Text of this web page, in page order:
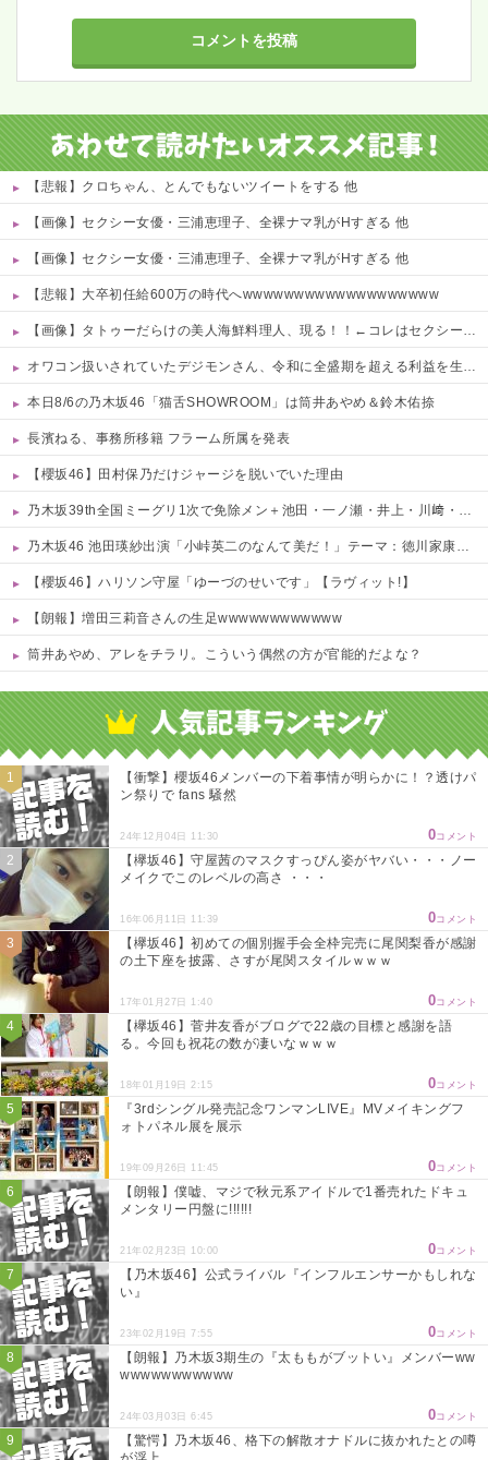
【悲報】クロちゃん、とんでもないツイートをする 他
【画像】セクシー女優・三浦恵理子、全裸ナマ乳がHすぎる 他
【画像】セクシー女優・三浦恵理子、全裸ナマ乳がHすぎる 他
【悲報】大卒初任給600万の時代へwwwwwwwwwwwwwwwwwww
【画像】タトゥーだらけの美人海鮮料理人、現る！！←コレはセクシー過ぎてワイらにブッ刺さりまくりw w w w w w w w w
オワコン扱いされていたデジモンさん、令和に全盛期を超える利益を生み出していた
本日8/6の乃木坂46「猫舌SHOWROOM」は筒井あやめ＆鈴木佑捺
長濱ねる、事務所移籍 フラーム所属を発表
【櫻坂46】田村保乃だけジャージを脱いでいた理由
乃木坂39th全国ミーグリ1次で免除メン＋池田・一ノ瀬・井上・川﨑・菅原・中西が全完売
乃木坂46 池田瑛紗出演「小峠英二のなんて美だ！」テーマ：徳川家康【2025.8.5 24:00〜 TOKYO MX】
【櫻坂46】ハリソン守屋「ゆーづのせいです」【ラヴィット!】
【朗報】増田三莉音さんの生足wwwwwwwwwwww
筒井あやめ、アレをチラリ。こういう偶然の方が官能的だよな？
【衝撃】櫻坂46メンバーの下着事情が明らかに！？透けパ
ン祭りで fans 騒然
24年12月04日 11:30 0コメント
【欅坂46】守屋茜のマスクすっぴん姿がヤバい・・・ノー
メイクでこのレベルの高さ ・・・
16年06月11日 11:39 0コメント
【欅坂46】初めての個別握手会全枠完売に尾関梨香が感謝
の土下座を披露、さすが尾関スタイルｗｗｗ
17年01月27日 1:40 0コメント
【欅坂46】菅井友香がブログで22歳の目標と感謝を語
る。今回も祝花の数が凄いなｗｗｗ
18年01月19日 2:15 0コメント
『3rdシングル発売記念ワンマンLIVE』MVメイキングフ
ォトパネル展を展示
19年09月26日 11:45 0コメント
【朗報】僕嘘、マジで秋元系アイドルで1番売れたドキュ
メンタリー円盤に!!!!!!
21年02月23日 10:00 0コメント
【乃木坂46】公式ライバル『インフルエンサーかもしれな
い』
23年02月19日 7:55 0コメント
【朗報】乃木坂3期生の『太ももがブットい』メンバーww
wwwwwwwwwww
24年03月03日 6:45 0コメント
【驚愕】乃木坂46、格下の解散オナドルに抜かれたとの噂